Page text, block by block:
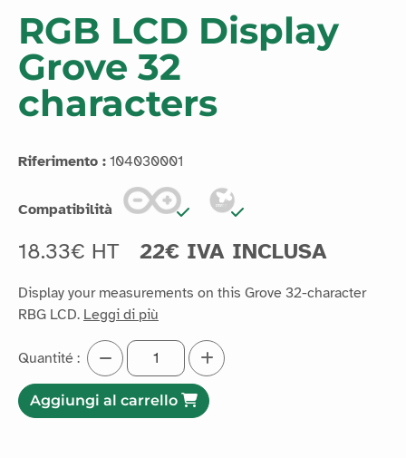
RGB LCD Display
Grove 32
characters
Riferimento : 104030001
Compatibilità
18.33€ HT 22€ IVA INCLUSA
Display your measurements on this Grove 32-character
RBG LCD. Leggi di più
Quantité :
Aggiungi al carrello